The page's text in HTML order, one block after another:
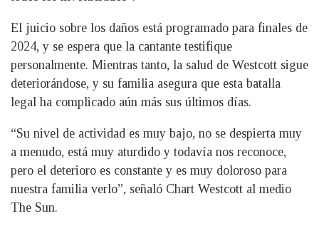
El juicio sobre los daños está programado para finales de
2024, y se espera que la cantante testifique
personalmente. Mientras tanto, la salud de Westcott sigue
deteriorándose, y su familia asegura que esta batalla
legal ha complicado aún más sus últimos días.
“Su nivel de actividad es muy bajo, no se despierta muy
a menudo, está muy aturdido y todavía nos reconoce,
pero el deterioro es constante y es muy doloroso para
nuestra familia verlo”, señaló Chart Westcott al medio
The Sun.